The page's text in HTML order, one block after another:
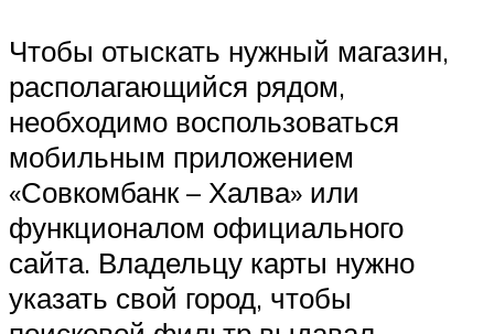
Чтобы отыскать нужный магазин,
располагающийся рядом,
необходимо воспользоваться
мобильным приложением
«Совкомбанк – Халва» или
функционалом официального
сайта. Владельцу карты нужно
указать свой город, чтобы